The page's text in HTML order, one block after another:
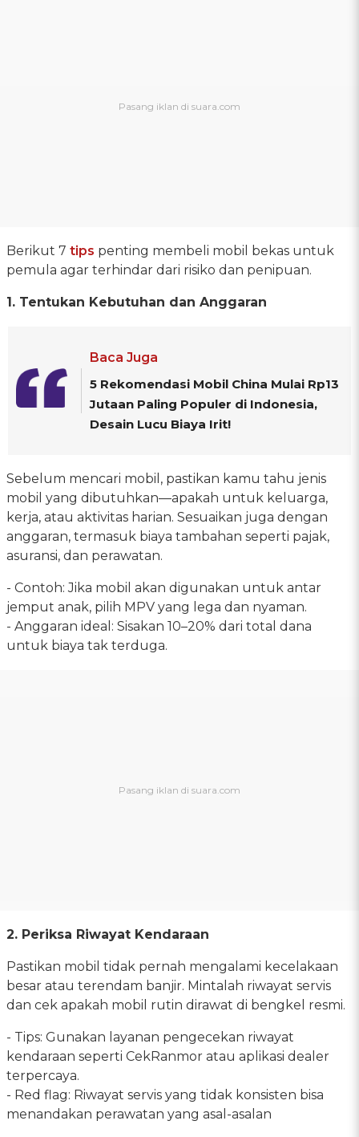
Berikut 7 tips penting membeli mobil bekas untuk
pemula agar terhindar dari risiko dan penipuan.
1. Tentukan Kebutuhan dan Anggaran
Baca Juga
5 Rekomendasi Mobil China Mulai Rp13
Jutaan Paling Populer di Indonesia,
Desain Lucu Biaya Irit!
Sebelum mencari mobil, pastikan kamu tahu jenis
mobil yang dibutuhkan—apakah untuk keluarga,
kerja, atau aktivitas harian. Sesuaikan juga dengan
anggaran, termasuk biaya tambahan seperti pajak,
asuransi, dan perawatan.
- Contoh: Jika mobil akan digunakan untuk antar
jemput anak, pilih MPV yang lega dan nyaman.
- Anggaran ideal: Sisakan 10–20% dari total dana
untuk biaya tak terduga.
2. Periksa Riwayat Kendaraan
Pastikan mobil tidak pernah mengalami kecelakaan
besar atau terendam banjir. Mintalah riwayat servis
dan cek apakah mobil rutin dirawat di bengkel resmi.
- Tips: Gunakan layanan pengecekan riwayat
kendaraan seperti CekRanmor atau aplikasi dealer
terpercaya.
- Red flag: Riwayat servis yang tidak konsisten bisa
menandakan perawatan yang asal-asalan